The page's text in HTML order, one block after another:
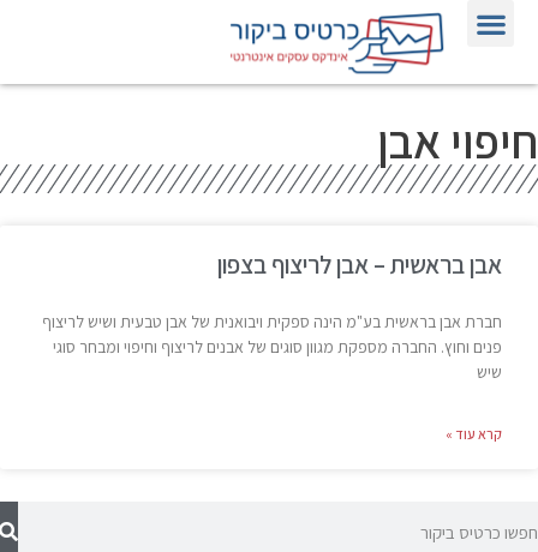
חיפוי אבן
אבן בראשית – אבן לריצוף בצפון
חברת אבן בראשית בע"מ הינה ספקית ויבואנית של אבן טבעית ושיש לריצוף
פנים וחוץ. החברה מספקת מגוון סוגים של אבנים לריצוף וחיפוי ומבחר סוגי
שיש
קרא עוד »